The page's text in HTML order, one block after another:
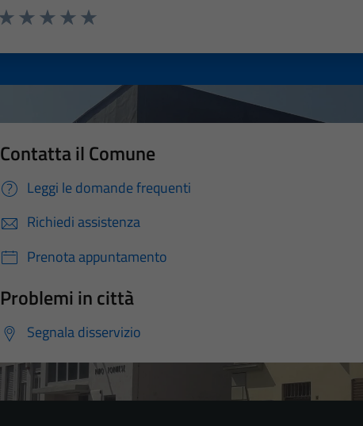
Contatta il Comune
Leggi le domande frequenti
Richiedi assistenza
Prenota appuntamento
Problemi in città
Segnala disservizio